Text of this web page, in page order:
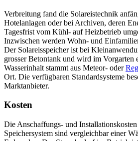
Verbreitung fand die Solareistechnik
Hotelanlagen oder bei Archiven, deren
Tagesfrist vom Kühl- auf Heizbetrieb
Inzwischen werden Wohn- und
Der Solareisspeicher ist bei
grosser Betontank und wird im Vorgarten
Wasserinhalt stammt aus Meteor- oder
Ort. Die verfügbaren Standardsysteme
Marktanbieter.
Kosten
Die Anschaffungs- und
Speichersystem sind vergleichbar einer